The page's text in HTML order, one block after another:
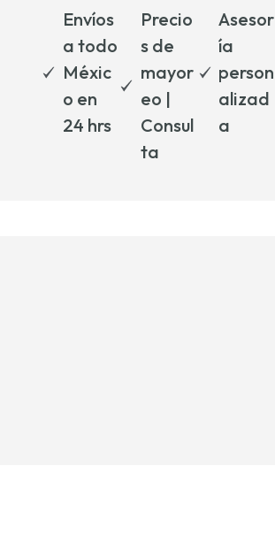
Envíos
a todo
Méxic
o en
24 hrs
Precio
s de
mayor
eo |
Consul
ta
Asesor
ía
person
alizad
a